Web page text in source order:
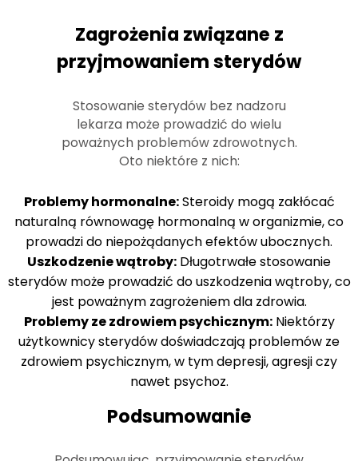
Zagrożenia związane z
przyjmowaniem sterydów
Stosowanie sterydów bez nadzoru
lekarza może prowadzić do wielu
poważnych problemów zdrowotnych.
Oto niektóre z nich:
Problemy hormonalne:Steroidy mogą zakłócać
naturalną równowagę hormonalną w organizmie, co
prowadzi do niepożądanych efektów ubocznych.
Uszkodzenie wątroby: Długotrwałe stosowanie
sterydów może prowadzić do uszkodzenia wątroby, co
jest poważnym zagrożeniem dla zdrowia.
Problemy ze zdrowiem psychicznym:Niektórzy
użytkownicy sterydów doświadczają problemów ze
zdrowiem psychicznym, w tym depresji, agresji czy
nawet psychoz.
Podsumowanie